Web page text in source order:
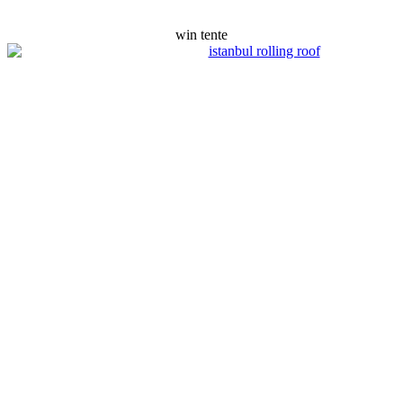
win tente